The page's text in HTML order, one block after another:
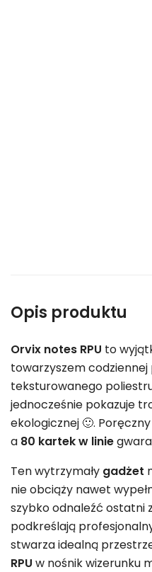
Opis produktu
Orvix notes RPU to
towarzyszem
teksturowanego
jednocześnie pokazuje
ekologicznej 🙂.
a 80 kartek w linie
Ten wytrzymały gadżet
nie obciąży nawet
szybko odnaleźć ostatni
podkreślają
stwarza idealną
RPU w nośnik wizerunku